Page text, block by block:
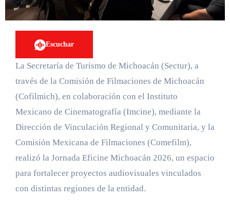
Escuchar
La Secretaría de Turismo de Michoacán (Sectur), a
través de la Comisión de Filmaciones de Michoacán
(Cofilmich), en colaboración con el Instituto
Mexicano de Cinematografía (Imcine), mediante la
Dirección de Vinculación Regional y Comunitaria, y la
Comisión Mexicana de Filmaciones (Comefilm),
realizó la Jornada Eficine Michoacán 2026, un espacio
para fortalecer proyectos audiovisuales vinculados
con distintas regiones de la entidad.